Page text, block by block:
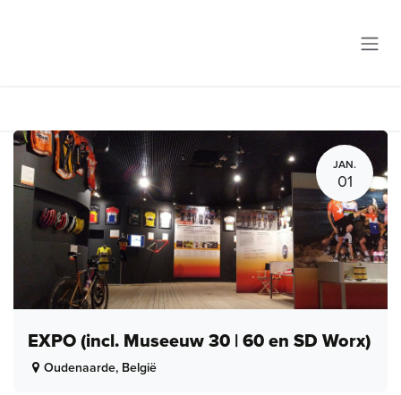
JAN.
01
EXPO (incl. Museeuw 30 | 60 en SD Worx)
Oudenaarde, België